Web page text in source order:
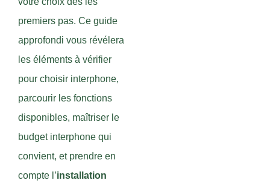
premiers pas. Ce guide
approfondi vous révélera
les éléments à vérifier
pour choisir interphone,
parcourir les fonctions
disponibles, maîtriser le
budget interphone qui
convient, et prendre en
compte l’installation